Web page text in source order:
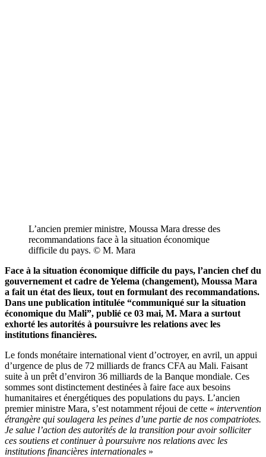
L’ancien premier ministre, Moussa Mara dresse des
recommandations face à la situation économique
difficile du pays. © M. Mara
Face à la situation économique difficile du pays, l’ancien chef du
gouvernement et cadre de Yelema (changement), Moussa Mara
a fait un état des lieux, tout en formulant des recommandations.
Dans une publication intitulée “communiqué sur la situation
économique du Mali”, publié ce 03 mai, M. Mara a surtout
exhorté les autorités à poursuivre les relations avec les
institutions financières.
Le fonds monétaire international vient d’octroyer, en avril, un appui
d’urgence de plus de 72 milliards de francs CFA au Mali. Faisant
suite à un prêt d’environ 36 milliards de la Banque mondiale. Ces
sommes sont distinctement destinées à faire face aux besoins
humanitaires et énergétiques des populations du pays. L’ancien
premier ministre Mara, s’est notamment réjoui de cette « intervention
étrangère qui soulagera les peines d’une partie de nos compatriotes.
Je salue l’action des autorités de la transition pour avoir solliciter
ces soutiens et continuer à poursuivre nos relations avec les
institutions financières internationales »